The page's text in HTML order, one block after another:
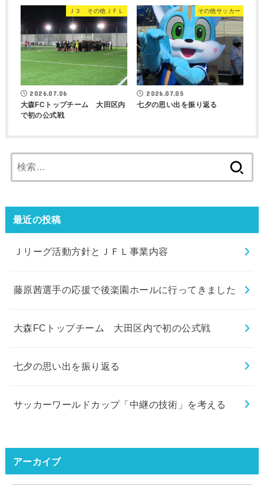
Ｊ３ その他ＪＦＬ
2026.07.06
大森FCトップチーム 大田区内
で初の公式戦
その他サッカー
2026.07.05
七夕の思い出を振り返る
索:
最近の投稿
Ｊリーグ活動方針とＪＦＬ事業内容
藤原茜選手の応援で後楽園ホールに行ってきました
大森FCトップチーム 大田区内で初の公式戦
七夕の思い出を振り返る
サッカーワールドカップ「中継の技術」を考える
アーカイブ